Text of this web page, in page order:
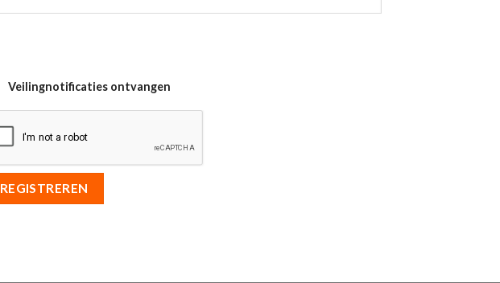
Veilingnotificaties ontvangen
REGISTREREN